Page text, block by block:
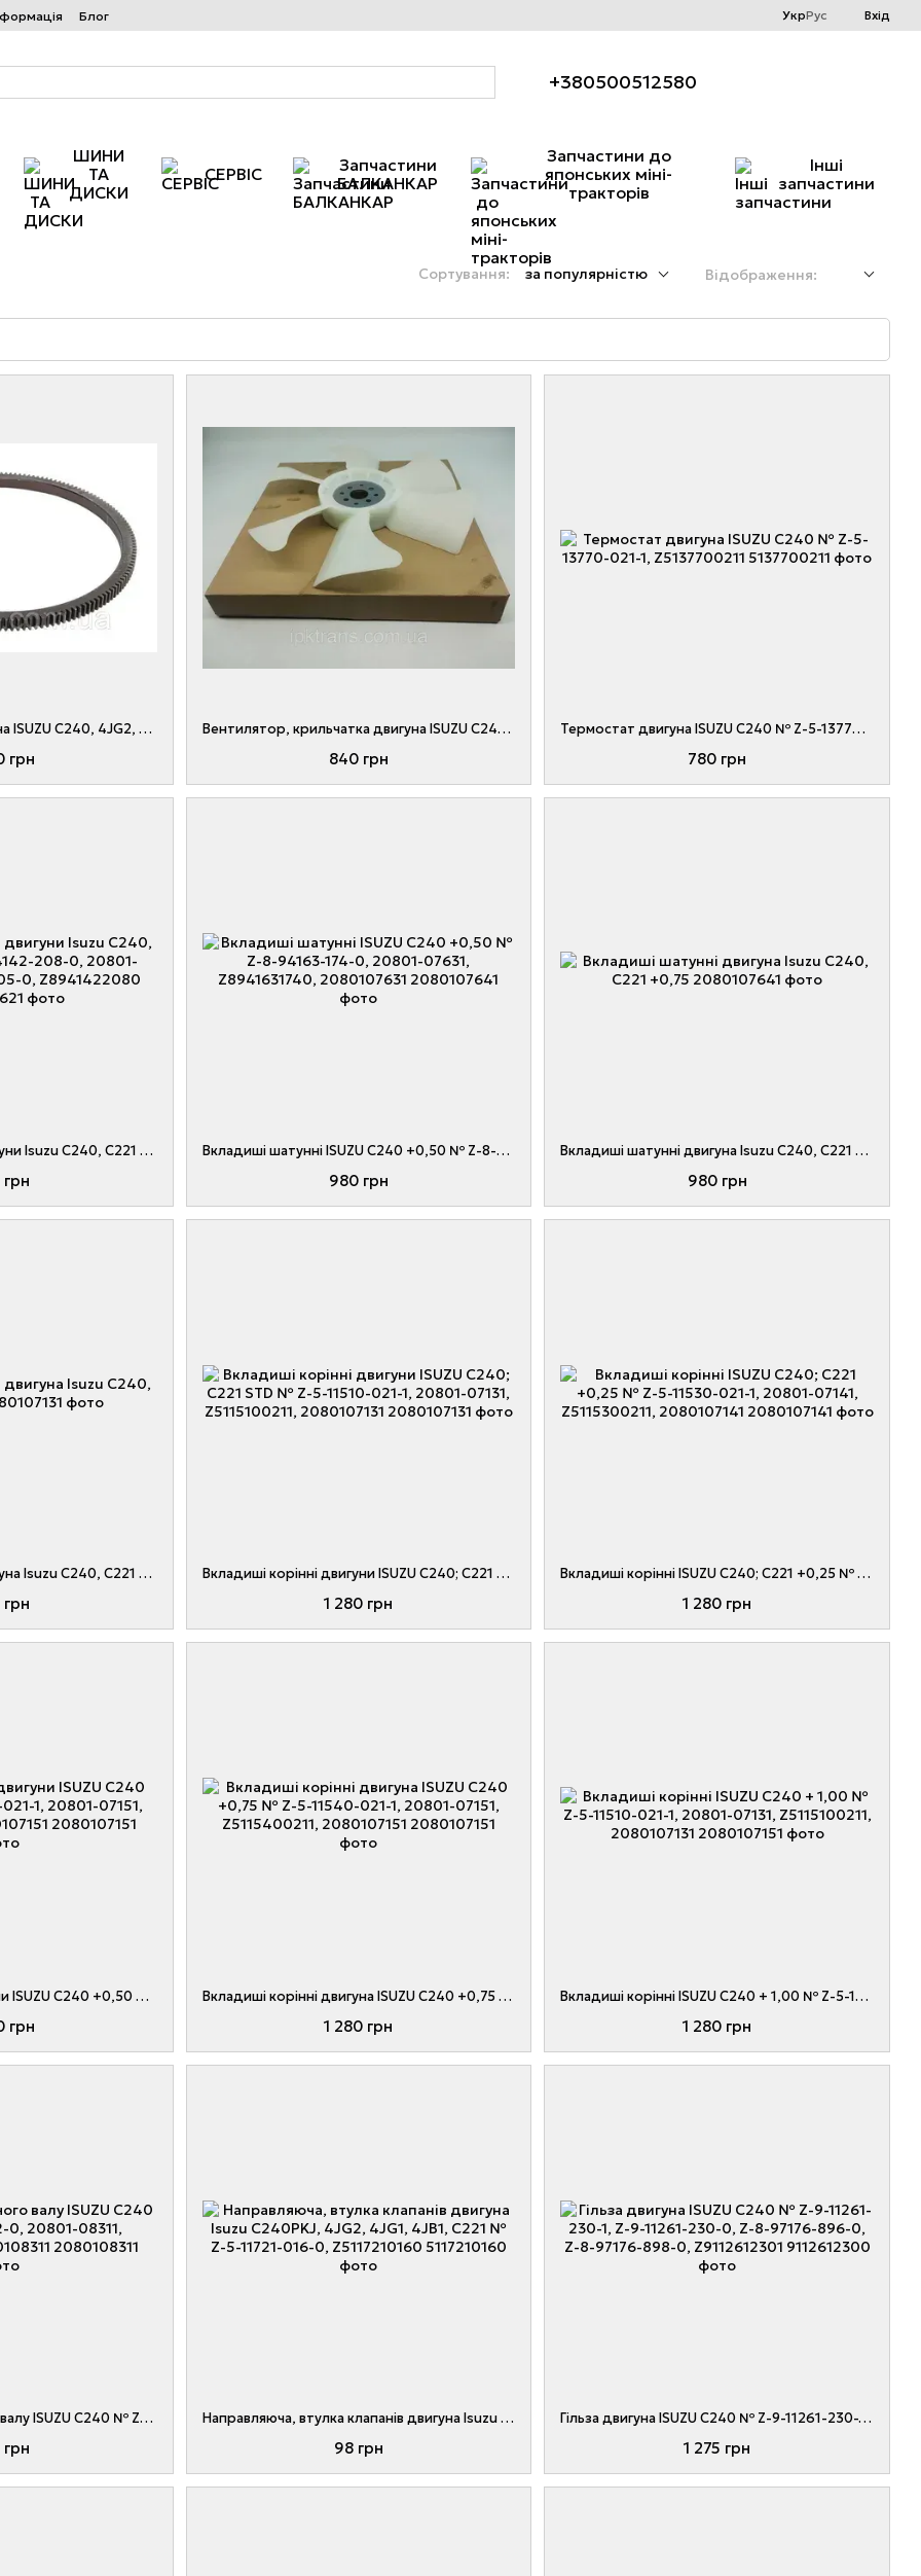
Блог УкрРус Вхід
+380500512580
ШИНИ
ТА
ДИСКИ
СЕРВІС
Запчастини
БАЛКАНКАР
Запчастини до
японських міні-
тракторів
Інші
запчастини
Сортування: за популярністю Відображення:
Вінець маховика двигуна ISUZU C240, 4JG2, 4D95S № 9-12333-605-1, 6202-31-4180, 9123336051, 6202314180
грн
Вентилятор, крильчатка двигуна ISUZU C240, 4JG2 № Z-8-94470-553-0, Z-8-94470-553-1, Z8944705530, Z8944705531
840 грн
Термостат двигуна ISUZU C240 № Z-5-13770-021-1, Z5137700211
780 грн
Вкладиші шатунні двигуни Isuzu C240, C221 STD № Z-8-94142-208-0, 20801-07621, Z-5-12271-005-0, Z8941422080 Вкладиші шатунні ISUZU C240 +0,50 № Z-8-94163-174-0, 20801-07631, Z8941631740, 2080107631
980 грн
Вкладиші шатунні двигуна Isuzu C240, C221 +0,75
980 грн
Вкладиші шатунні двигуна Isuzu C240, C221 +1,00 Вкладиші корінні двигуни ISUZU C240; C221 STD № Z-5-11510-021-1, 20801-07131, Z5115100211, 2080107131
1 280 грн
Вкладиші корінні ISUZU C240; C221 +0,25 № Z-5-11530-021-1, 20801-07141, Z5115300211, 2080107141
1 280 грн
Вкладки корінні двигуни ISUZU C240 +0,50 № Z-5-11540-021-1, 20801-07151, Z5115400211, 2080107151
грн
Вкладиші корінні двигуна ISUZU C240 +0,75 № Z-5-11540-021-1, 20801-07151, Z5115400211, 2080107151
1 280 грн
Вкладиші корінні ISUZU C240 + 1,00 № Z-5-11510-021-1, 20801-07131, Z5115100211, 2080107131
1 280 грн
Втулки розподільчого валу ISUZU C240 № Z-5-11610-002-0, 20801-08311, Z5116100020, 2080108311 Направляюча, втулка клапанів двигуна Isuzu C240PKJ, 4JG2, 4JG1, 4JB1, C221 № Z-5-11721-016-0, Z5117210160
98 грн
Гільза двигуна ISUZU C240 № Z-9-11261-230-1, Z-9-11261-230-0, Z-8-97176-896-0, Z-8-97176-898-0, Z9112612301
1 275 грн